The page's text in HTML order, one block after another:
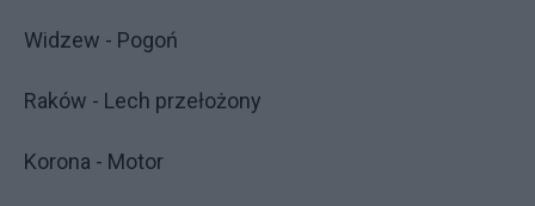
Widzew - Pogoń
Raków - Lech przełożony
Korona - Motor